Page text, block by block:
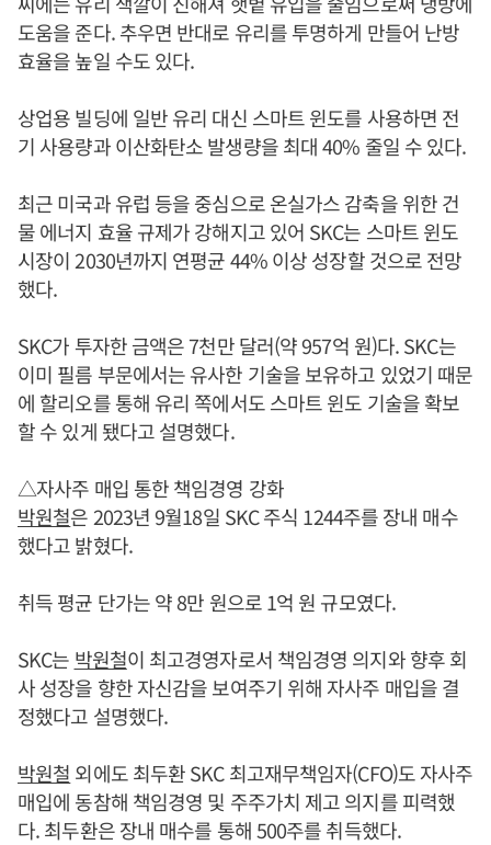
도움을 준다. 추우면 반대로 유리를 투명하게 만들어 난방
효율을 높일 수도 있다.
상업용 빌딩에 일반 유리 대신 스마트 윈도를 사용하면 전
기 사용량과 이산화탄소 발생량을 최대 40% 줄일 수 있다.
최근 미국과 유럽 등을 중심으로 온실가스 감축을 위한 건
물 에너지 효율 규제가 강해지고 있어 SKC는 스마트 윈도
시장이 2030년까지 연평균 44% 이상 성장할 것으로 전망
했다.
SKC가 투자한 금액은 7천만 달러(약 957억 원)다. SKC는
이미 필름 부문에서는 유사한 기술을 보유하고 있었기 때문
에 할리오를 통해 유리 쪽에서도 스마트 윈도 기술을 확보
할 수 있게 됐다고 설명했다.
△자사주 매입 통한 책임경영 강화
박원철은 2023년 9월18일 SKC 주식 1244주를 장내 매수
했다고 밝혔다.
취득 평균 단가는 약 8만 원으로 1억 원 규모였다.
SKC는 박원철이 최고경영자로서 책임경영 의지와 향후 회
사 성장을 향한 자신감을 보여주기 위해 자사주 매입을 결
정했다고 설명했다.
박원철 외에도 최두환 SKC 최고재무책임자(CFO)도 자사주
매입에 동참해 책임경영 및 주주가치 제고 의지를 피력했
다. 최두환은 장내 매수를 통해 500주를 취득했다.